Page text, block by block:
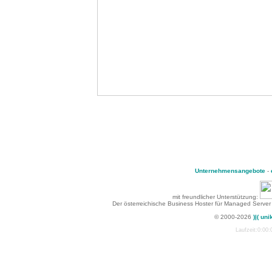
Unternehmensangebote-
mit freundlicher Unterstützung:
Der österreichische Business Hoster für Managed
© 2000-2026 )|(